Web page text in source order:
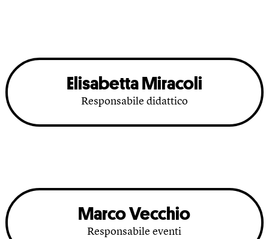
Elisabetta Miracoli
Responsabile didattico
Marco Vecchio
Responsabile eventi